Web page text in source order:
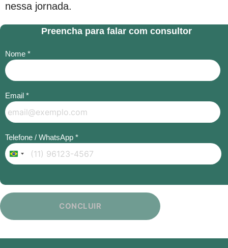
nessa jornada.
Preencha para falar com consultor
Nome *
Email *
Telefone / WhatsApp *
Brazil
+55
CONCLUIR